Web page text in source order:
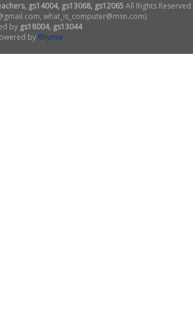
gs14004, gs13068, gs12065All Rights Reserved.
what_is_computer@msn.com)
by gs18004, gs13044
by Rhymix